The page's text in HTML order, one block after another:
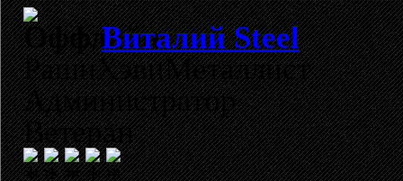
Виталий Steel
РашнХэвиМеталлист
Администратор
Ветеран